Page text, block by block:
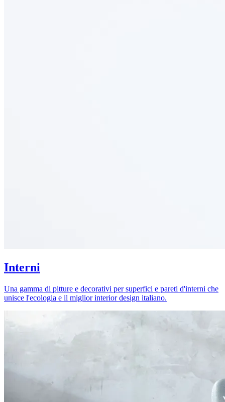
Interni
Una gamma di pitture e decorativi per superfici e pareti d'interni che
unisce l'ecologia e il miglior interior design italiano.